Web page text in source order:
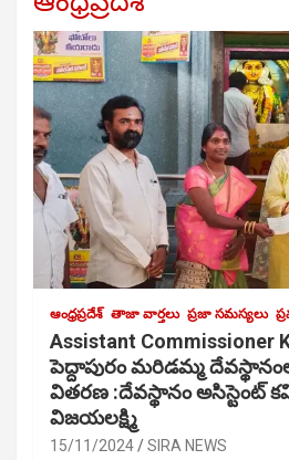
ఆంధ్రప్రదేశ్ తాజా వార్తలు ప్రజా సమస్యలు
Assistant Commissioner
పెద్దాపురం మరిడమ్మ
వితరణ :దేవస్థానం అసిస్టెంట్
విజయలక్ష్మి
15/11/2024 SIRA NEWS